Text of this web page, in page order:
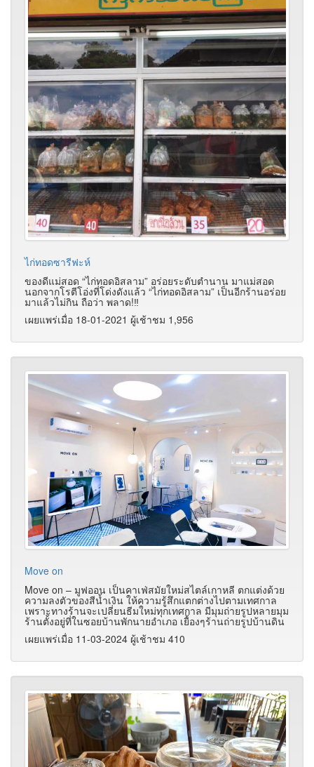
ไก่ทอดซารีฟะห์
ของดีแม่สอด “ไก่ทอดอิสลาม” อร่อยระดับตำนาน มาแม่สอด
นอกจากโรตีโอ่งที่โด่งดังแล้ว “ไก่ทอดอิสลาม” เป็นอีกร้านอร่อย
มาแล้วไม่กิน ถือว่า พลาด!‼️
เผยแพร่เมื่อ 18-01-2021 ผู้เช้าชม 1,956
Move on
Move on – มูฟออน เป็นคาเฟ่สมัยใหม่สไตล์เกาหลี ตกแต่งด้วย
ความลงตัวของสีน้ำเงิน ให้ความรู้สึกแตกต่างไปตามเทศกาล
เพราะทางร้านจะเปลี่ยนธีมใหม่ทุกเทศกาล มีมุมถ่ายรูปหลายมุม
ร้านตั้งอยู่ที่ในซอยบ้านพักนายอำเภอ เยื้องๆร้านถ่ายรูปบ้านดิน
เผยแพร่เมื่อ 11-03-2024 ผู้เช้าชม 410